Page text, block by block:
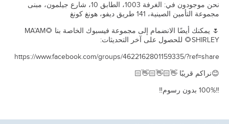
نحن موجودون في: الغرفة 1003، الطابق 10، شارع جيلمون، مبنى
مجموعة التأمين الصينية، 141 طريق ديفو، هونغ كونغ
🌷 يمكنك أيضًا الانضمام إلى مجموعة فيسبوك الخاصة بنا 🌻MA’AM
SHIRLEY🌻 للحصول على آخر التحديثات:
https://www.facebook.com/groups/4622162801159335/?ref=share
😊نراكم قريبًا 👋🏻👋🏻👋🏻
‼100% بدون رسوم‼